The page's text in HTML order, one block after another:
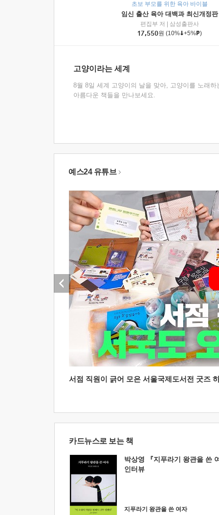
초보 부모를 위한 육아 바이블
임신 출산 육아 대백과 최신개정판
편집부 저
삼성출판사
17,550원 (10% +5% )
고양이라는 세계
8월 8일 세계 고양이의 날을 맞아, 고양이를 노래하
아름다운 책들을 만나보세요.
예스24 유튜브
서점 직원이 긁어 모은 서울국제도서전 굿즈
카드뉴스로 보는 책
박상영 『지푸라기 왕관을 쓴
인터뷰
지푸라기 왕관을 쓴 여자